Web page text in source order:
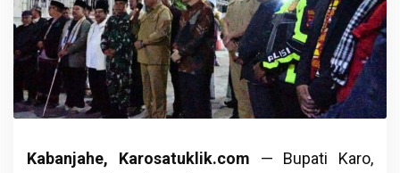
Kabanjahe, Karosatuklik.com — Bupati Karo,